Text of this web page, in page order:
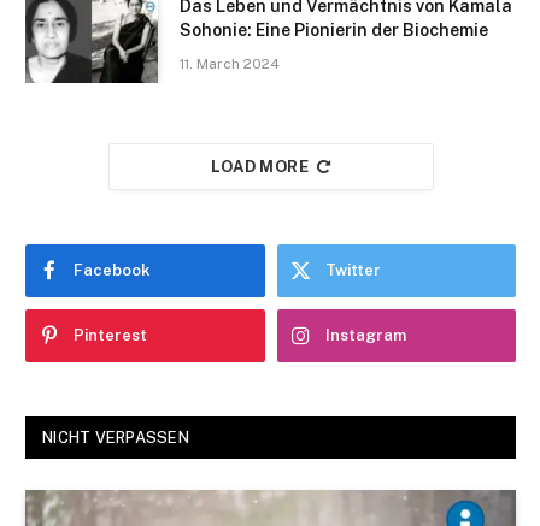
Das Leben und Vermächtnis von Kamala
Sohonie: Eine Pionierin der Biochemie
11. March 2024
LOAD MORE
Facebook Twitter
Pinterest Instagram
NICHT VERPASSEN